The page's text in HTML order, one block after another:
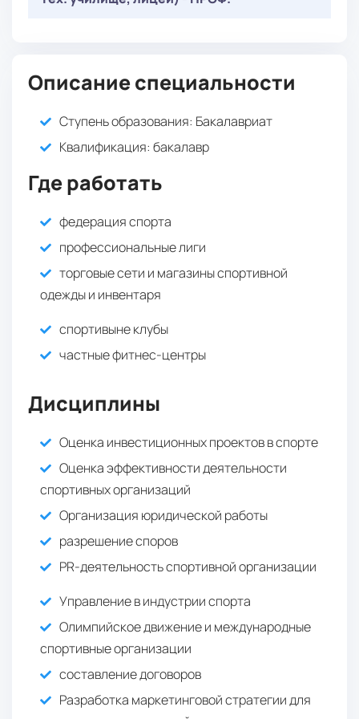
или
История: 32 балла
Иностранный язык: 22 балла
Русский язык: 36 баллов
Математика в профессиональной
Основы экономической теории: 40 баллов
Описание специальности
Ступень образования: Бакалавриат
Квалификация: бакалавр
Где работать
федерация спорта
профессиональные лиги
торговые сети и магазины спортивной
одежды и инвентаря
спортивыне клубы
частные фитнес-центры
Дисциплины
Оценка инвестиционных проектов в спорте
Оценка эффективности деятельности
спортивных организаций
Организация юридической работы
разрешение споров
PR-деятельность спортивной организации
Управление в индустрии спорта
Олимпийское движение и международные
спортивные организации
составление договоров
Разработка маркетинговой стратегии для